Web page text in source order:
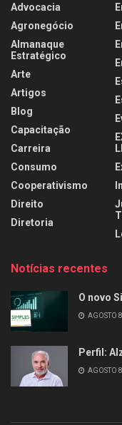
Advocacia
Agronegócio
Almanaque
Estratégico
Arte
Artigos
Blog
Capacitação
Carreira
Consumo
Cooperativismo
Direito
Diretoria
Notícias recentes
O novo
AGOSTO
Perfil:
AGOSTO